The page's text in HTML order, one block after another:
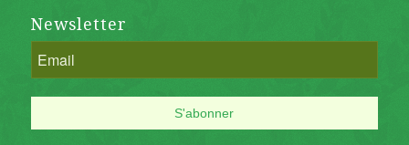
Newsletter